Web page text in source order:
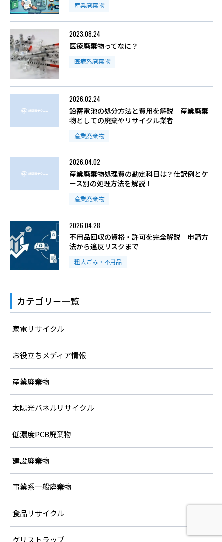
産業廃棄物
2023.08.24
医療廃棄物ってなに？
医療系廃棄物
2026.02.24
鉛蓄電池の処分方法と費用を解説｜産業廃棄
物としての廃棄やリサイクル業者
産業廃棄物
2026.04.02
産業廃棄物処理費の勘定科目は？仕訳例とケ
ース別の処理方法を解説！
産業廃棄物
2026.04.28
不用品回収の資格・許可を完全解説｜申請方
法から違反リスクまで
粗大ごみ・不用品
カテゴリー一覧
家電リサイクル
お役立ちメディア情報
産業廃棄物
太陽光パネルリサイクル
低濃度PCB廃棄物
建設廃棄物
事業系一般廃棄物
食品リサイクル
グリストラップ